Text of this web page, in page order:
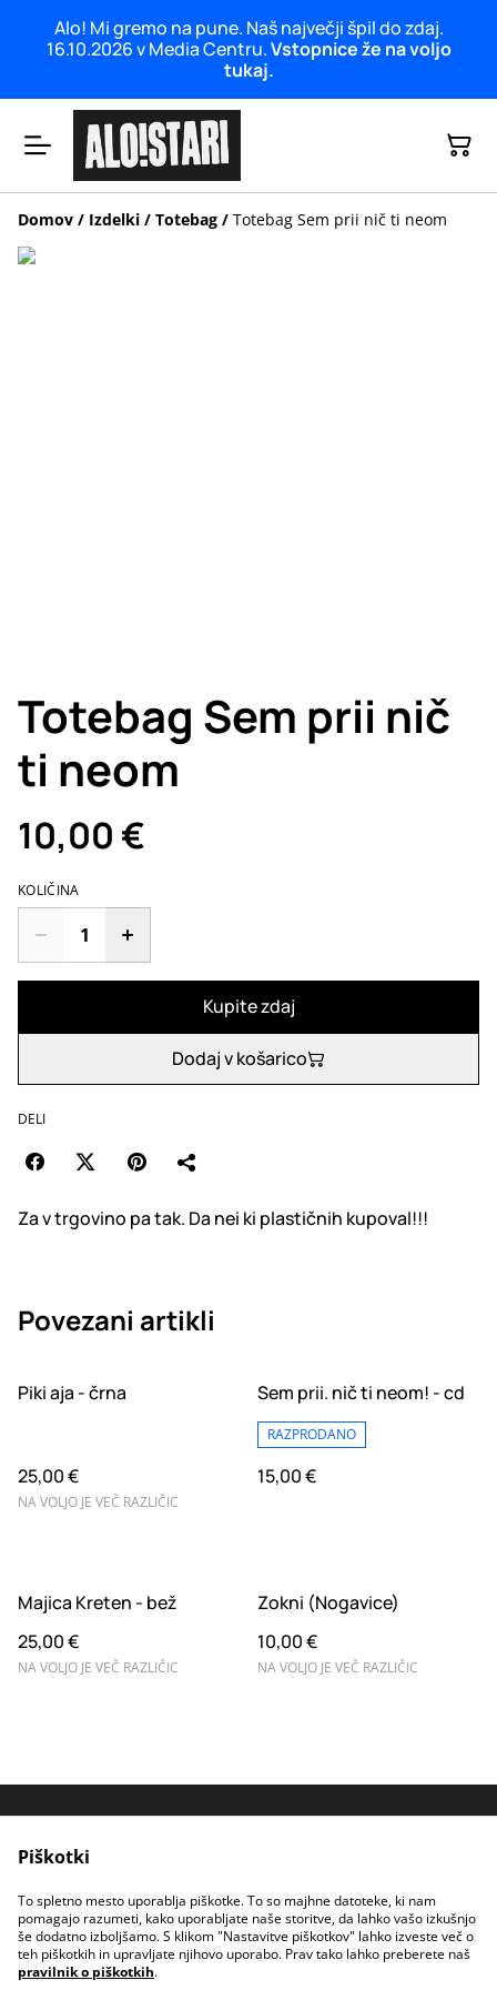
Alo! Mi gremo na pune. Naš največji špil do zdaj.
16.10.2026 v Media Centru.Vstopnice že na voljo
tukaj.
Domov / Izdelki / Totebag / Totebag Sem prii nič ti neom
Totebag Sem prii nič
ti neom
10,00 €
KOLIČINA
Kupite zdaj
Dodaj v košarico
DELI
Za v trgovino pa tak. Da nei ki plastičnih kupoval!!!
Povezani artikli
Piki aja - črna
25,00 €
NA VOLJO JE VEČ RAZLIČIC
Sem prii. nič ti neom! - cd
RAZPRODANO
15,00 €
Majica Kreten - bež
25,00 €
NA VOLJO JE VEČ RAZLIČIC
Zokni (Nogavice)
10,00 €
NA VOLJO JE VEČ RAZLIČIC
Pravilnik o zasebnosti
vprašanja
Spotify
Piškotki
To spletno mesto uporablja piškotke. To so majhne datoteke, ki nam
pomagajo razumeti, kako uporabljate naše storitve, da lahko vašo izkušnjo
še dodatno izboljšamo. S klikom "Nastavitve piškotkov" lahko izveste več o
teh piškotkih in upravljate njihovo uporabo. Prav tako lahko preberete naš
pravilnik o piškotkih.